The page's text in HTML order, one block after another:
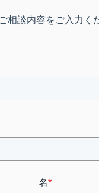
相談内容をご入力く
名*